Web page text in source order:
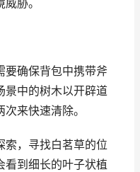
胁。
要确保背包中携带斧
景中的树木以开辟道
来快速清除。
索，寻找白茗草的位
看到细长的叶子状植